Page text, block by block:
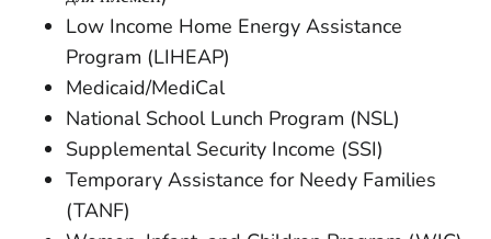
Low Income Home Energy Assistance
Program (LIHEAP)
Medicaid/MediCal
National School Lunch Program (NSL)
Supplemental Security Income (SSI)
Temporary Assistance for Needy Families
(TANF)